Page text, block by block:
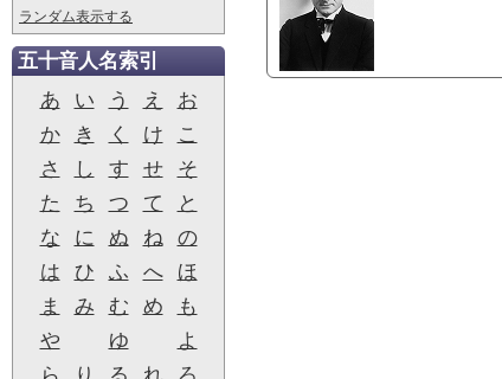
ランダム表示する
五十音人名索引
あ
い う え
お
か
き く け
こ
さ
し す せ
そ
た
ち つ て
と
な
に ぬ ね
の
は
ひ ふ へ
ほ
ま
み む め
も
や
ゆ
よ